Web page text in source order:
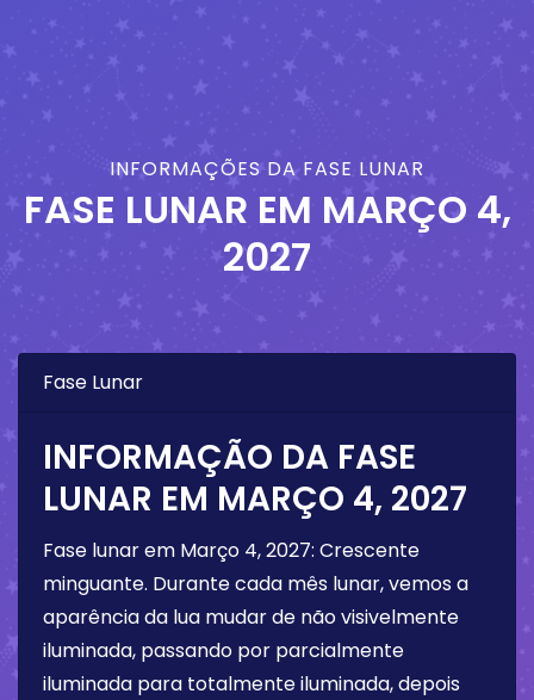
INFORMAÇÕES DA FASE LUNAR
FASE LUNAR EM MARÇO 4,
2027
Fase Lunar
INFORMAÇÃO DA FASE
LUNAR EM MARÇO 4, 2027
Fase lunar em Março 4, 2027: Crescente
minguante. Durante cada mês lunar, vemos a
aparência da lua mudar de não visivelmente
iluminada, passando por parcialmente
iluminada para totalmente iluminada, depois